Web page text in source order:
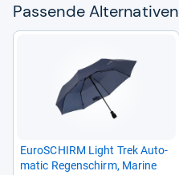
Pas­sende Alter­na­ti­ven
Euro­SCHIRM Light Trek Auto­
ma­tic Regen­schirm, Marine